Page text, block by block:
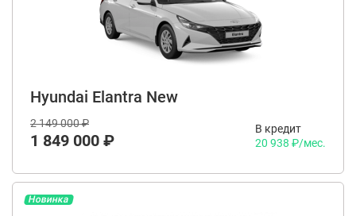
Hyundai Elantra New
2 149 000 ₽
1 849 000 ₽
В кредит
20 938 ₽/мес.
Новинка